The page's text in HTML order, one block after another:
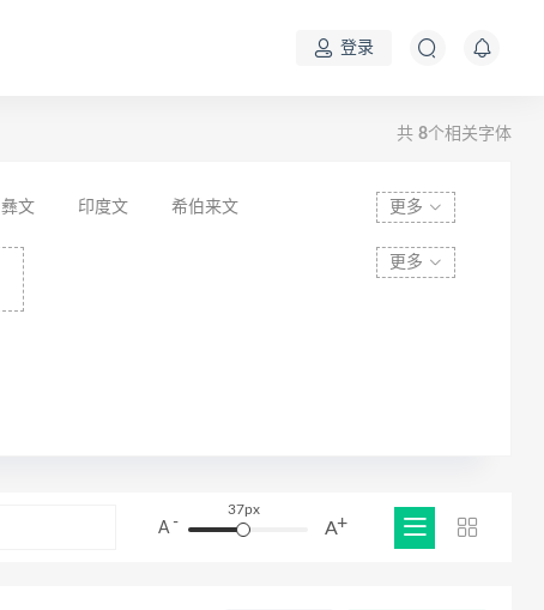
登录
共 8个相关字体
彝文 印度文 希伯来文 更多
更多
37px
A - A+